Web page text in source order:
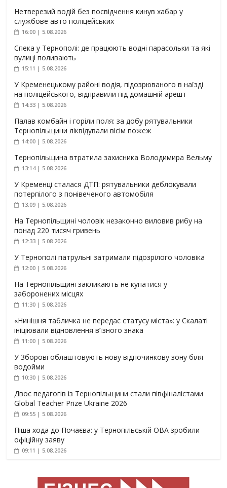
Нетверезий водій без посвідчення кинув хабар у
службове авто поліцейських
16:00 | 5.08.2026
Спека у Тернополі: де працюють водні парасольки та які
вулиці поливають
15:11 | 5.08.2026
У Кременецькому районі водія, підозрюваного в наїзді
на поліцейського, відправили під домашній арешт
14:33 | 5.08.2026
Палав комбайн і горіли поля: за добу рятувальники
Тернопільщини ліквідували вісім пожеж
14:00 | 5.08.2026
Тернопільщина втратила захисника Володимира Вельму
13:14 | 5.08.2026
У Кременці сталася ДТП: рятувальники деблокували
потерпілого з понівеченого автомобіля
13:09 | 5.08.2026
На Тернопільщині чоловік незаконно виловив рибу на
понад 220 тисяч гривень
12:33 | 5.08.2026
У Тернополі патрульні затримали підозрілого чоловіка
12:00 | 5.08.2026
На Тернопільщині закликають не купатися у
заборонених місцях
11:30 | 5.08.2026
«Нинішня табличка не передає статусу міста»: у Скалаті
ініціювали відновлення в’їзного знака
11:00 | 5.08.2026
У Зборові облаштовують нову відпочинкову зону біля
водойми
10:30 | 5.08.2026
Двоє педагогів із Тернопільщини стали півфіналістами
Global Teacher Prize Ukraine 2026
09:55 | 5.08.2026
Піша хода до Почаєва: у Тернопільській ОВА зробили
офіційну заяву
09:11 | 5.08.2026